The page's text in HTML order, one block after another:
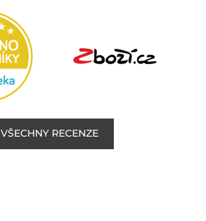
VŠECHNY RECENZE